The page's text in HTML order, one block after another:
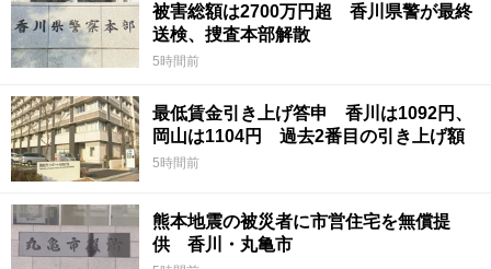
被害総額は2700万円超 香川県警が最終
送検、捜査本部解散
5時間前
最低賃金引き上げ答申 香川は1092円、
岡山は1104円 過去2番目の引き上げ額
5時間前
熊本地震の被災者に市営住宅を無償提
供 香川・丸亀市